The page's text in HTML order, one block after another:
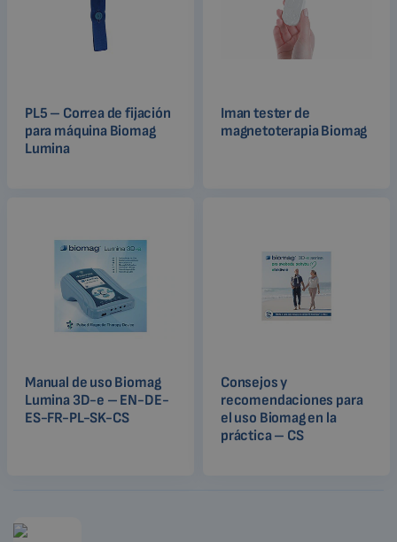
PL5 – Correa de fijación
para máquina Biomag
Lumina
Iman tester de
magnetoterapia Biomag
Manual de uso Biomag
Lumina 3D-e – EN-DE-
ES-FR-PL-SK-CS
Consejos y
recomendaciones para
el uso Biomag en la
práctica – CS